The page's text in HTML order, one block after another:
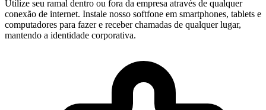
Utilize seu ramal dentro ou fora da empresa através de qualquer
conexão de internet. Instale nosso softfone em smartphones, tablets e
computadores para fazer e receber chamadas de qualquer lugar,
mantendo a identidade corporativa.